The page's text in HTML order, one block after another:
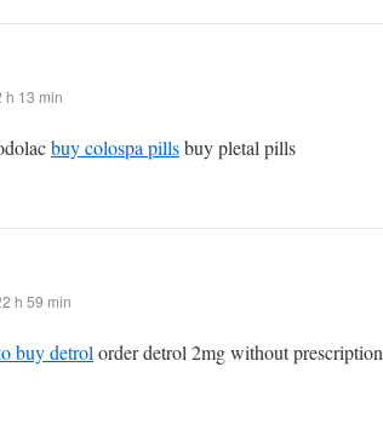
h 13 min
buy colospa pillsbuy pletal pills
h 59 min
buy detrol order detrol 2mg without prescription